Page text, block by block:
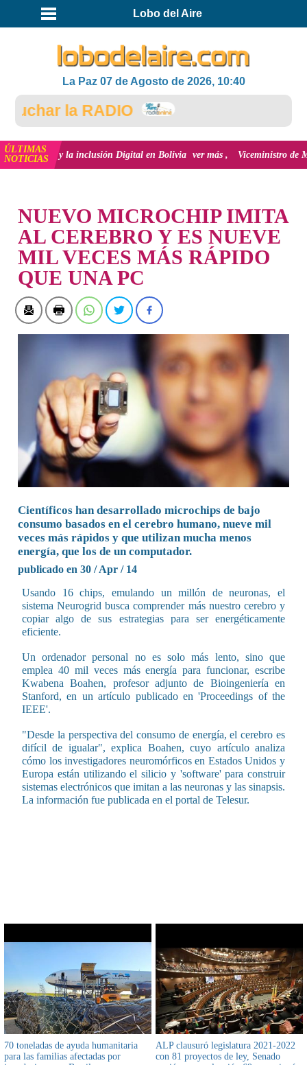
Lobo del Aire
La Paz 07 de Agosto de 2026, 10:40
la RADIO
ÚLTIMAS
NOTICIASy la inclusión Digital en Bolivia ver más Viceministro de Medio
NUEVO MICROCHIP IMITA
AL CEREBRO Y ES NUEVE
MIL VECES MÁS RÁPIDO
QUE UNA PC
Científicos han desarrollado microchips de bajo
consumo basados en el cerebro humano, nueve mil
veces más rápidos y que utilizan mucha menos
energía, que los de un computador.
publicado en 30 / Apr / 14
Usando 16 chips, emulando un millón de neuronas, el
sistema Neurogrid busca comprender más nuestro cerebro y
copiar algo de sus estrategias para ser energéticamente
eficiente.
Un ordenador personal no es solo más lento, sino que
emplea 40 mil veces más energía para funcionar, escribe
Kwabena Boahen, profesor adjunto de Bioingeniería en
Stanford, en un artículo publicado en 'Proceedings of the
IEEE'.
"Desde la perspectiva del consumo de energía, el cerebro es
difícil de igualar", explica Boahen, cuyo artículo analiza
cómo los investigadores neuromórficos en Estados Unidos y
Europa están utilizando el silicio y 'software' para construir
sistemas electrónicos que imitan a las neuronas y las sinapsis.
La información fue publicada en el portal de Telesur.
70 toneladas de ayuda humanitaria
para las familias afectadas por
ALP clausuró legislatura 2021-2022
con 81 proyectos de ley, Senado